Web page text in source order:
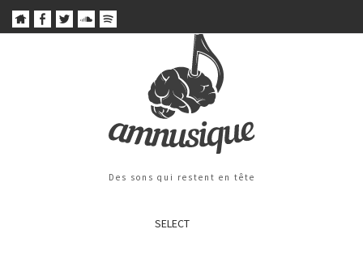
Des sons qui restent en tête
SELECT